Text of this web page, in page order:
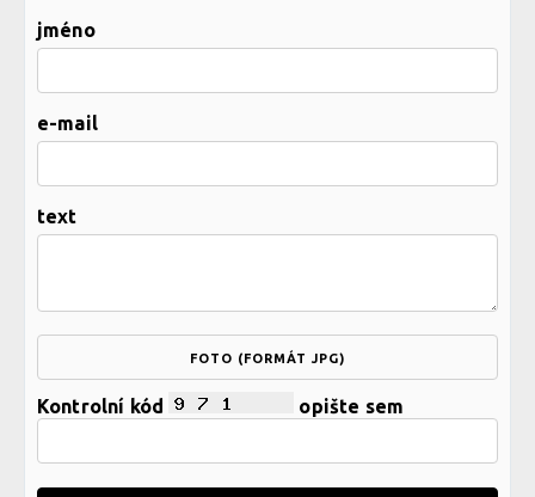
jméno
e-mail
text
FOTO (FORMÁT JPG)
Kontrolní kód opište sem